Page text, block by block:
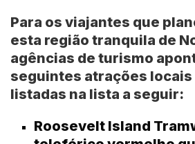
Para os viajantes que
esta região tranquila de
agências de turismo
seguintes atrações
listadas na lista a seguir:
Roosevelt Island